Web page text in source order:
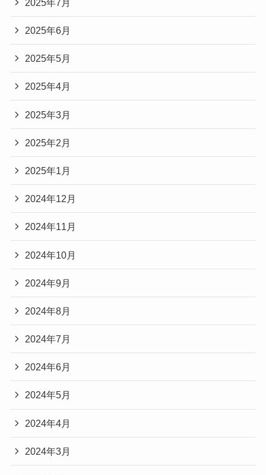
2025年7月
2025年6月
2025年5月
2025年4月
2025年3月
2025年2月
2025年1月
2024年12月
2024年11月
2024年10月
2024年9月
2024年8月
2024年7月
2024年6月
2024年5月
2024年4月
2024年3月